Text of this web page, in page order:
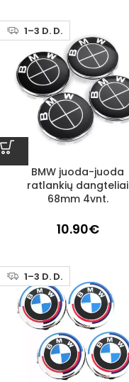
1–3 D. D.
BMW juoda-juoda
ratlankių dangteliai
68mm 4vnt.
10.90€
1–3 D. D.